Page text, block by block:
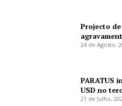
Projecto
24 de Agosto,
PARATUS
USD no
21 de Julho,